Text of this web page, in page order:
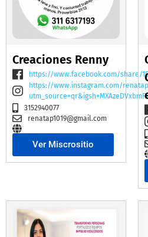
Creaciones Renny
https://www.facebook.com/share/
https://www.instagram.com/
3152940077
renatap1019@gmail.com
Ver Miscrositio